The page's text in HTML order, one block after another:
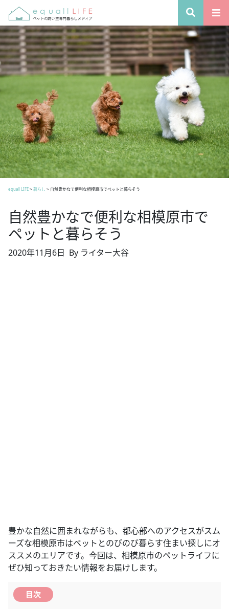
equall LIFE> 暮らし > 自然豊かなで便利な相模原市でペットと暮らそう
自然豊かなで便利な相模原市で
ペットと暮らそう
2020年11月6日 By ライター大谷
豊かな自然に囲まれながらも、都心部へのアクセスがスム
ーズな相模原市はペットとのびのび暮らす住まい探しにオ
ススメのエリアです。今回は、相模原市のペットライフに
ぜひ知っておきたい情報をお届けします。
目次